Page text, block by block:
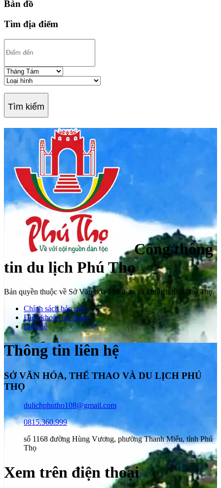
Bản đồ
Tìm địa điểm
Tìm kiếm
Cổng thông
tin du lịch Phú Thọ
Bản quyền thuộc về Sở Văn hóa Thể thao và Du lịch tỉnh Phú Thọ.
Chính sách bảo mật
Điều khoản sử dụng
Liên hệ
Thông tin liên hệ
SỞ VĂN HÓA, THỂ THAO VÀ DU LỊCH PHÚ
THỌ
dulichphutho108@gmail.com
0815.360.999
số 1168 đường Hùng Vương, phường Thanh Miếu, tỉnh Phú
Thọ
Xem trên điện thoại